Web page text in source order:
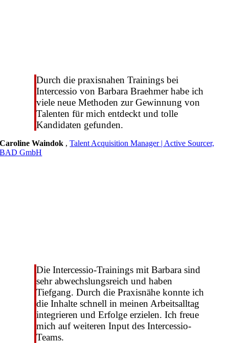
Durch die praxisnahen Trainings bei
Intercessio von Barbara Braehmer habe ich
viele neue Methoden zur Gewinnung von
Talenten für mich entdeckt und tolle
Kandidaten gefunden.
Caroline Waindok ,Talent Acquisition Manager | Active Sourcer,
BAD GmbH
Die Intercessio-Trainings mit Barbara sind
sehr abwechslungsreich und haben
Tiefgang. Durch die Praxisnähe konnte ich
die Inhalte schnell in meinen Arbeitsalltag
integrieren und Erfolge erzielen. Ich freue
mich auf weiteren Input des Intercessio-
Teams.